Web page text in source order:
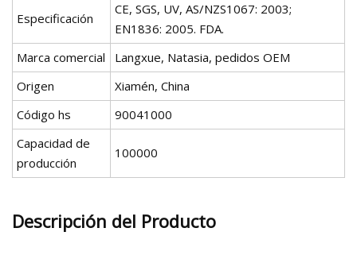
Especificación
CE, SGS, UV, AS/NZS1067: 2003;
EN1836: 2005. FDA.
Marca comercial
Langxue, Natasia, pedidos OEM
Origen
Xiamén, China
Código hs
90041000
Capacidad de
producción
100000
Descripción del Producto